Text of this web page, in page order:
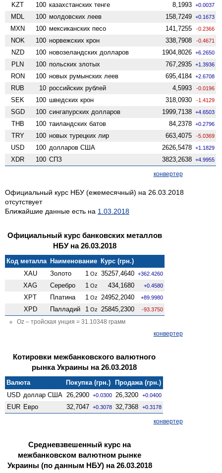
KZT 100 казахстанских тенге 8,1993 +0.0037
MDL 100 молдовских леев 158,7249 +0.1673
MXN 100 мексиканских песо 141,7255 -0.2366
NOK 100 норвежских крон 338,7908 -0.4671
NZD 100 ново­зеландских долларов 1904,8026 +6.2650
PLN 100 польских злотых 767,2935 +1.3936
RON 100 новых румынских леев 695,4184 +2.6708
RUB 10 российских рублей 4,5993 -0.0196
SEK 100 шведских крон 318,0930 -1.4129
SGD 100 сингапурских долларов 1999,7138 +4.6503
THB 100 таиландских батов 84,2378 +0.2796
TRY 100 новых турецких лир 663,4075 -5.0369
USD 100 долларов США 2626,5478 +1.1829
XDR 100 СПЗ 3823,2638 +4.9955
конвертер
Официальный курс НБУ (ежемесячный) на 26.03.2018
отсутствует
Ближайшие данные есть на 1.03.2018
Официальный курс банковских металлов
НБУ на 26.03.2018
Код металла Наименование Курс (грн.)
XAU
Золото 1 Oz 35257,4640 +362.4260
XAG Серебро 1 Oz 434,1680 +0.4580
XPT Платина 1 Oz 24952,2040 +89.9980
XPD Палладий 1 Oz 25845,2300 -93.3750
Oz – тройская унция = 31.10348 грамм
конвертер
Котировки межбанковского валютного
рынка Украины на 26.03.2018
Валюта Покупка (грн.)
Продажа (грн.)
USD доллар США 26,2900 +0.0300 26,3200 +0.0400
EUR Евро 32,7047 +0.3078 32,7368 +0.3178
конвертер
Средневзвешенный курс на
межбанковском валютном рынке
Украины (по данным НБУ) на 26.03.2018